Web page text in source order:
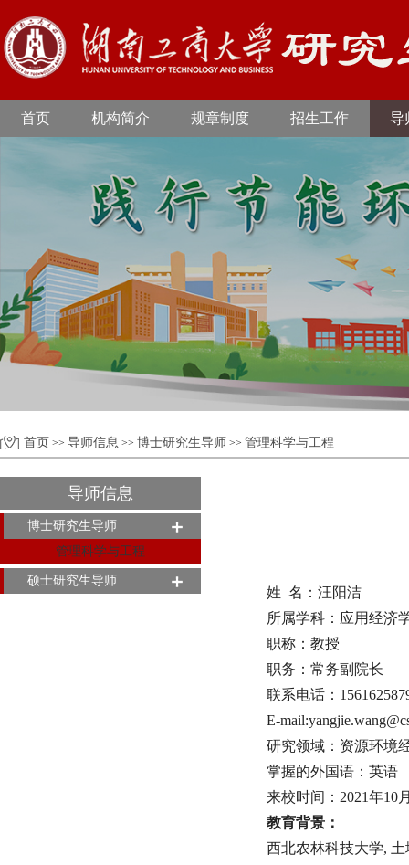
首页 机构简介 规章制度 招生工作 导
首页 >> 导师信息 >> 博士研究生导师 >> 管理科学与工程
导师信息
博士研究生导师
管理科学与工程
硕士研究生导师
姓 名：汪阳洁
所属学科：应用经济
职称：教授
职务：常务副院长
联系电话：
E-
研究领域：资源环境
掌握的外国语：英语
来校时间：2021年10
教育背景：
西北农林科技大学, 土